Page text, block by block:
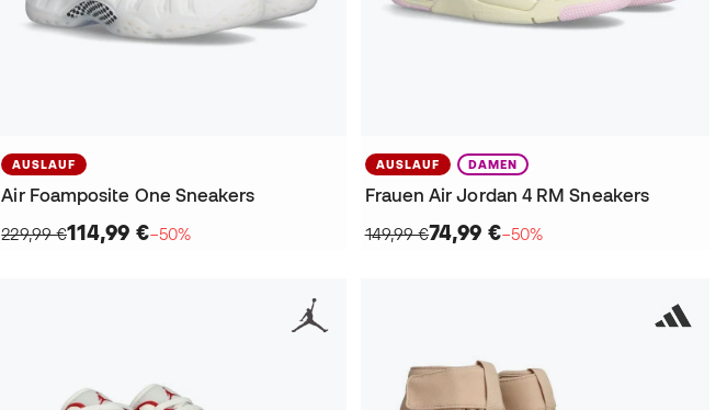
AUSLAUF
Air Foamposite One Sneakers
229,99 €114,99 €−50%
AUSLAUF DAMEN
Frauen Air Jordan 4 RM Sneakers
149,99 €74,99 €−50%